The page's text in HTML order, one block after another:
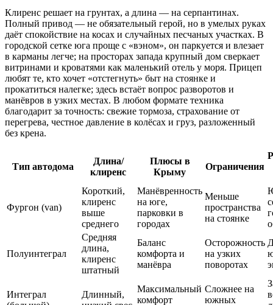
Клиренс решает на грунтах, а длина — на серпантинах.
Полный привод — не обязательный герой, но в умелых руках
даёт спокойствие на косах и случайных песчаных участках. В
городской сетке юга проще с «вэном», он паркуется и влезает
в карманы легче; на просторах запада крупный дом сверкает
витринами и кроватями как маленький отель у моря. Прицеп
любят те, кто хочет «отстегнуть» быт на стоянке и
прокатиться налегке; здесь встаёт вопрос разворотов и
манёвров в узких местах. В любом формате техника
благодарит за точность: свежие тормоза, страхование от
перегрева, честное давление в колёсах и груз, разложенный
без крена.
Тип автодома
Длина/
клиренс
Плюсы в
Крыму
Ограничения
Фургон (van)
Короткий,
клиренс
выше
среднего
Манёвренность
на юге,
парковки в
городах
Меньше
пространства
на стоянке
Полуинтеграл
Средняя
длина,
клиренс
штатный
Баланс
комфорта и
манёвра
Осторожность
на узких
поворотах
Интеграл
Длинный,
Максимальный
комфорт
Сложнее на
южных